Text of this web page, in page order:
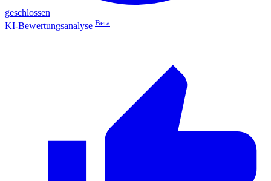
geschlossen
KI-Bewertungsanalyse Beta